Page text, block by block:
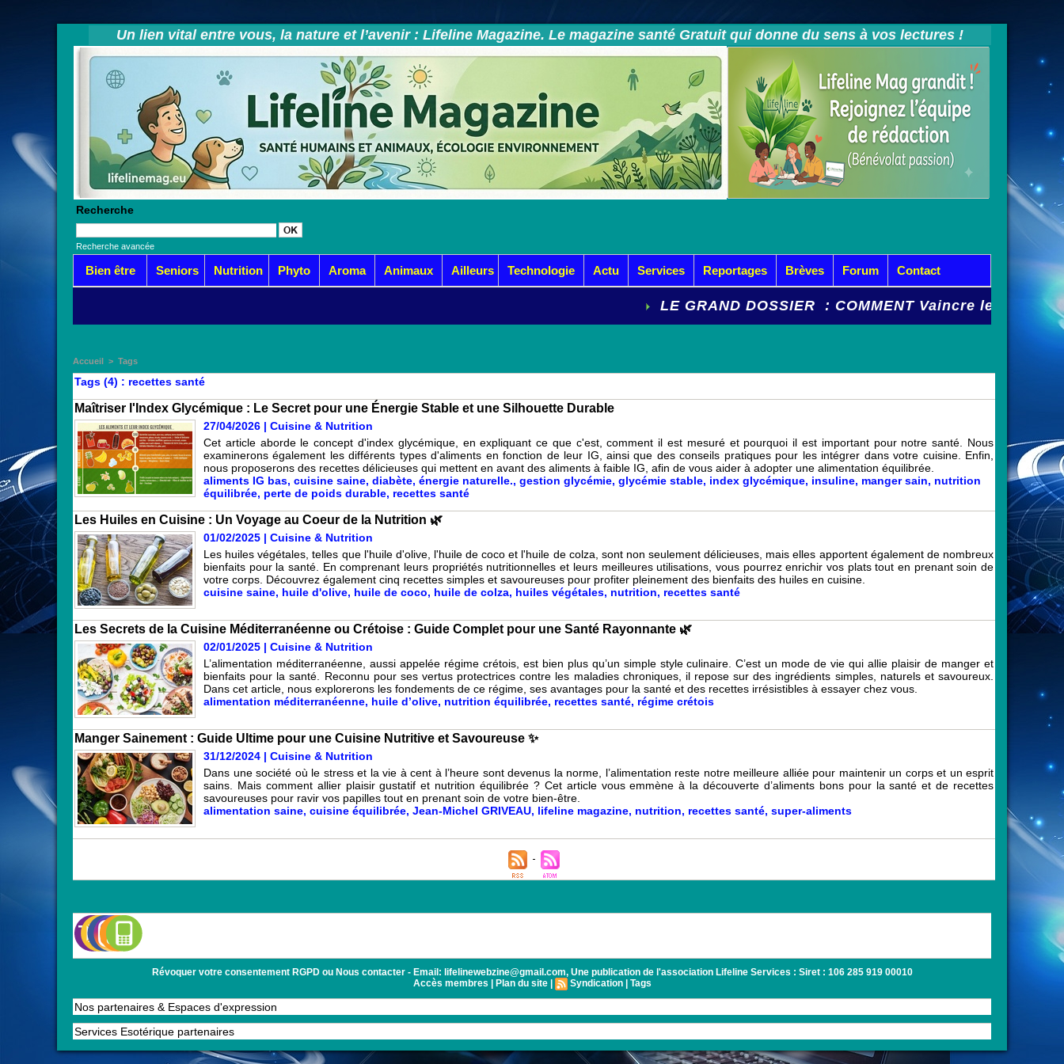
Un lien vital entre vous, la nature et l’avenir : Lifeline Magazine. Le magazine santé Gratuit qui donne du sens à vos lectures !
Recherche
Recherche avancée
Bien être Seniors Nutrition Phyto Aroma Animaux Ailleurs Technologie Actu Services Reportages Brèves Forum Contact
LE GRAND DOSSIER : COMMENT Vaincre les Mycoses
Accueil > Tags
Tags (4) : recettes santé
Maîtriser l'Index Glycémique : Le Secret pour une Énergie Stable et une Silhouette Durable
27/04/2026 | Cuisine & Nutrition
Cet article aborde le concept d'index glycémique, en expliquant ce que c'est, comment il est mesuré et pourquoi il est important pour notre santé. Nous
examinerons également les différents types d'aliments en fonction de leur IG, ainsi que des conseils pratiques pour les intégrer dans votre cuisine. Enfin,
nous proposerons des recettes délicieuses qui mettent en avant des aliments à faible IG, afin de vous aider à adopter une alimentation équilibrée.
aliments IG bas, cuisine saine, diabète, énergie naturelle., gestion glycémie, glycémie stable, index glycémique, insuline, manger sain, nutrition
équilibrée, perte de poids durable, recettes santé
Les Huiles en Cuisine : Un Voyage au Coeur de la Nutrition 🌿
01/02/2025 | Cuisine & Nutrition
Les huiles végétales, telles que l'huile d'olive, l'huile de coco et l'huile de colza, sont non seulement délicieuses, mais elles apportent également de nombreux
bienfaits pour la santé. En comprenant leurs propriétés nutritionnelles et leurs meilleures utilisations, vous pourrez enrichir vos plats tout en prenant soin de
votre corps. Découvrez également cinq recettes simples et savoureuses pour profiter pleinement des bienfaits des huiles en cuisine.
cuisine saine, huile d'olive, huile de coco, huile de colza, huiles végétales, nutrition, recettes santé
Les Secrets de la Cuisine Méditerranéenne ou Crétoise : Guide Complet pour une Santé Rayonnante 🌿
02/01/2025 | Cuisine & Nutrition
L’alimentation méditerranéenne, aussi appelée régime crétois, est bien plus qu’un simple style culinaire. C’est un mode de vie qui allie plaisir de manger et
bienfaits pour la santé. Reconnu pour ses vertus protectrices contre les maladies chroniques, il repose sur des ingrédients simples, naturels et savoureux.
Dans cet article, nous explorerons les fondements de ce régime, ses avantages pour la santé et des recettes irrésistibles à essayer chez vous.
alimentation méditerranéenne, huile d’olive, nutrition équilibrée, recettes santé, régime crétois
Manger Sainement : Guide Ultime pour une Cuisine Nutritive et Savoureuse ✨
31/12/2024 | Cuisine & Nutrition
Dans une société où le stress et la vie à cent à l’heure sont devenus la norme, l’alimentation reste notre meilleure alliée pour maintenir un corps et un esprit
sains. Mais comment allier plaisir gustatif et nutrition équilibrée ? Cet article vous emmène à la découverte d’aliments bons pour la santé et de recettes
savoureuses pour ravir vos papilles tout en prenant soin de votre bien-être.
alimentation saine, cuisine équilibrée, Jean-Michel GRIVEAU, lifeline magazine, nutrition, recettes santé, super-aliments
Révoquer votre consentement RGPD ou Nous contacter - Email: lifelinewebzine@gmail.com, Une publication de l'association Lifeline Services : Siret : 106 285 919 00010
Accès membres
Plan du site Syndication Tags
Nos partenaires & Espaces d'expression
Services Esotérique partenaires